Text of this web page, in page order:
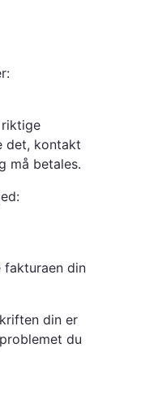
riktige
det, kontakt
må betales.
din
din er
du